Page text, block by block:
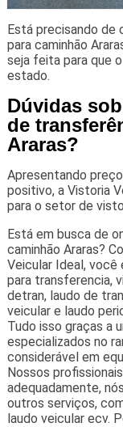
Está precisando de
para caminhão
seja feita para que
estado.
Dúvidas
de
Araras?
Apresentando
positivo, a Vistoria
para o setor de
Está em busca de
caminhão Araras?
Veicular Ideal, você
para transferencia,
detran, laudo de
veicular e laudo
Tudo isso graças a
especializados no
considerável em
Nossos
adequadamente,
outros serviços,
laudo veicular ecv.